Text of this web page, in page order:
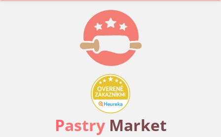
Pastry Market